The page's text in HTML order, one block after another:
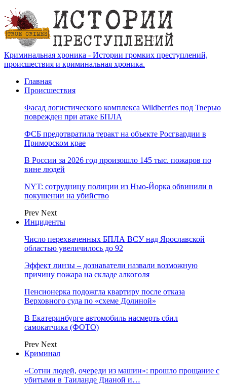
Криминальная хроника - Истории громких преступлений,
происшествия и криминальная хроника.
Главная
Происшествия
Фасад логистического комплекса Wildberries под Тверью
поврежден при атаке БПЛА
ФСБ предотвратила теракт на объекте Росгвардии в
Приморском крае
В России за 2026 год произошло 145 тыс. пожаров по
вине людей
NYT: сотрудницу полиции из Нью-Йорка обвинили в
покушении на убийство
Prev Next
Инциденты
Число перехваченных БПЛА ВСУ над Ярославской
областью увеличилось до 92
Эффект линзы – дознаватели назвали возможную
причину пожара на складе алкоголя
Пенсионерка подожгла квартиру после отказа
Верховного суда по «схеме Долиной»
В Екатеринбурге автомобиль насмерть сбил
самокатчика (ФОТО)
Prev Next
Криминал
«Сотни людей, очереди из машин»: прошло прощание с
убитыми в Таиланде Дианой и…